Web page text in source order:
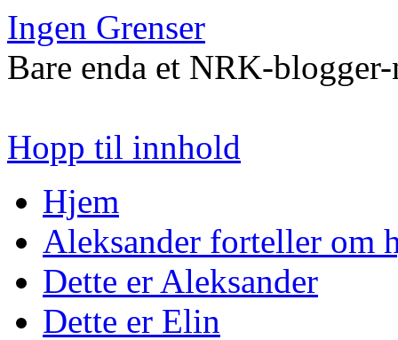
Ingen Grenser
Bare enda et NRK-blogger-
Hopp til innhold
Hjem
Aleksander forteller om
Dette er Aleksander
Dette er Elin